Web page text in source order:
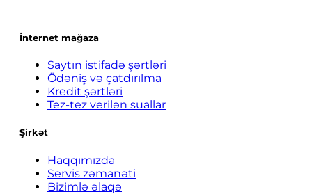
İnternet mağaza
Saytın istifadə şərtləri
Ödəniş və çatdırılma
Kredit şərtləri
Tez-tez verilən suallar
Şirkət
Haqqımızda
Servis zəmanəti
Bizimlə əlaqə